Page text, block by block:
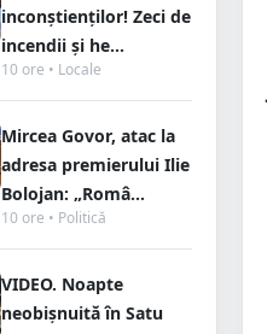
inconștienților! Zeci de
incendii și he...
10 ore • Locale
Mircea Govor, atac la
adresa premierului Ilie
Bolojan: „Româ...
10 ore • Politică
VIDEO. Noapte
neobișnuită în Satu